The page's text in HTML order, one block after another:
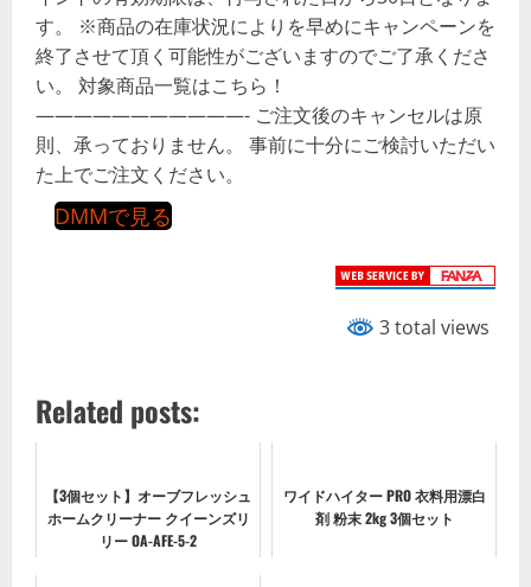
す。 ※商品の在庫状況によりを早めにキャンペーンを
終了させて頂く可能性がございますのでご了承くださ
い。 対象商品一覧はこちら！
———————————- ご注文後のキャンセルは原
則、承っておりません。 事前に十分にご検討いただい
た上でご注文ください。
DMMで見る
3 total views
Related posts:
【3個セット】オーブフレッシュ
ホームクリーナー クイーンズリ
リー OA-AFE-5-2
ワイドハイター PRO 衣料用漂白
剤 粉末 2kg 3個セット